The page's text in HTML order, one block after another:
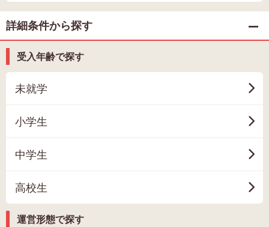
詳細条件から探す
受入年齢で探す
未就学
小学生
中学生
高校生
運営形態で探す